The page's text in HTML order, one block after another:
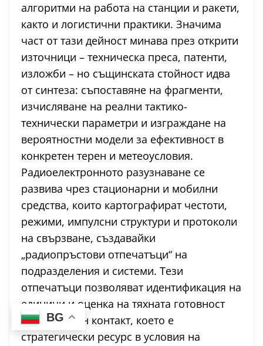
алгоритми на работа на станции и ракети,
както и логистични практики. Значима
част от тази дейност минава през открити
източници – техническа преса, патенти,
изложби – но същинската стойност идва
от синтеза: съпоставяне на фрагменти,
изчисляване на реални тактико-
технически параметри и изграждане на
вероятностни модели за ефективност в
конкретен терен и метеоусловия.
Радиоелектронното разузнаване се
развива чрез стационарни и мобилни
средства, които картографират честоти,
режими, импулсни структури и протоколи
на свързване, създавайки
„радиопръстови отпечатъци“ на
подразделения и системи. Тези
отпечатъци позволяват идентификация на
единици и оценка на тяхната готовност
без визуален контакт, което е
стратегически ресурс в условия на
BG